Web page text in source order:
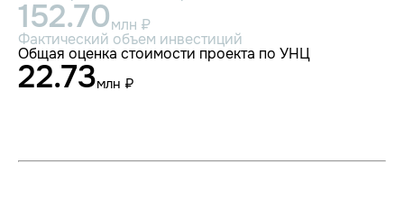
152.70млн ₽
Фактический объем инвестиций
Общая оценка стоимости проекта по УНЦ
22.73млн ₽